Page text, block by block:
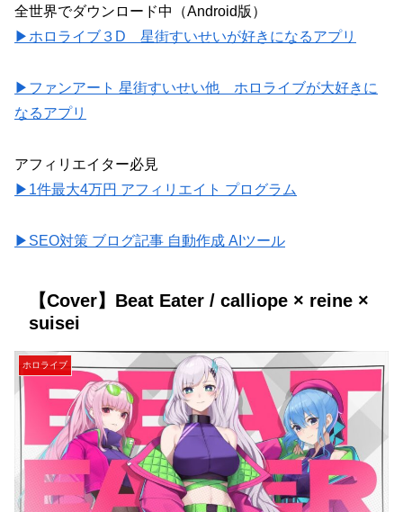
全世界でダウンロード中（Android版）
▶ホロライブ３D 星街すいせいが好きになるアプリ
▶ファンアート 星街すいせい他 ホロライブが大好きに
なるアプリ
アフィリエイター必見
▶1件最大4万円 アフィリエイト プログラム
▶SEO対策 ブログ記事 自動作成 AIツール
【Cover】Beat Eater / calliope × reine ×
suisei
ホロライブ